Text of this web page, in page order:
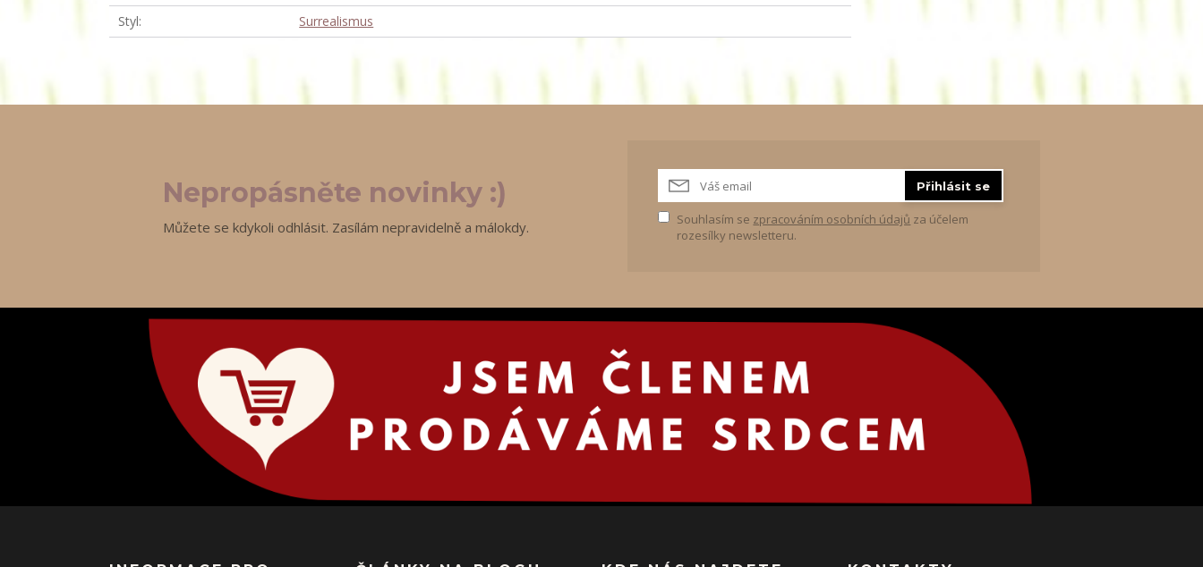
Styl
Surrealismus
Nepropásněte novinky :)
Můžete se kdykoli odhlásit. Zasílám nepravidelně a málokdy.
Přihlásit se
Souhlasím se zpracováním osobních údajů za účelem
rozesílky newsletteru.